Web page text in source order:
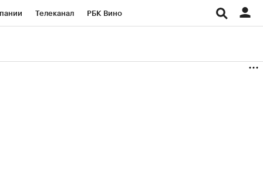
Телеканал РБК Вино